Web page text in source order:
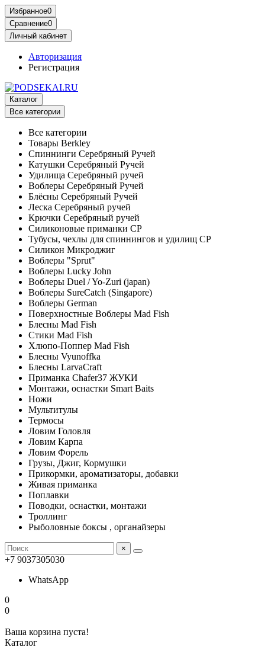
Избранное0
Сравнение0
Личный кабинет
Авторизация
Регистрация
Каталог
Все категории
Все категории
Товары Berkley
Спиннинги Серебряный Ручей
Катушки Серебряный Ручей
Удилища Серебряный ручей
Воблеры Серебряный Ручей
Блёсны Серебряный Ручей
Леска Серебряный ручей
Крючки Серебряный ручей
Силиконовые приманки СР
Тубусы, чехлы для спиннингов и удилищ СР
Силикон Микроджиг
Воблеры "Sprut"
Воблеры Lucky John
Воблеры Duel / Yo-Zuri (japan)
Воблеры SureCatch (Singapore)
Воблеры German
Поверхностные Воблеры Mad Fish
Блесны Mad Fish
Стики Mad Fish
Хлюпо-Поппер Mad Fish
Блесны Vyunoffka
Блесны LarvaCraft
Приманка Chafer37 ЖУКИ
Монтажи, оснастки Smart Baits
Ножи
Мультитулы
Термосы
Ловим Головля
Ловим Карпа
Ловим Форель
Грузы, Джиг, Кормушки
Прикормки, ароматизаторы, добавки
Живая приманка
Поплавки
Поводки, оснастки, монтажи
Троллинг
Рыболовные боксы , органайзеры
×
+7 9037305030
WhatsApp
0
0
Ваша корзина пуста!
Каталог